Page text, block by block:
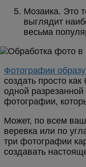
Мозаика. Это
выглядит
весьма
Фотографии
создать просто
одной
фотографии,
Может, по всем
веревка или по
три фотографии
создавать